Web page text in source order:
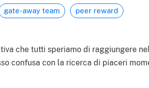
gate-away team peer reward
che tutti speriamo di raggiungere
confusa con la ricerca di piaceri